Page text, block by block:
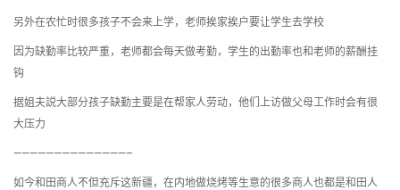
另外在农忙时很多孩子不会来上学，老师挨家挨户要让学生去学校
因为缺勤率比较严重，老师都会每天做考勤，学生的出勤率也和老师的薪酬挂
钩
据姐夫説大部分孩子缺勤主要是在帮家人劳动，他们上访做父母工作时会有很
大压力
——————————————–
如今和田商人不但充斥这新疆，在内地做烧烤等生意的很多商人也都是和田人